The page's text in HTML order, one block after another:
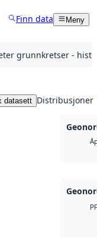
Finn data Meny
grunnkretser -
datasett Distribusjoner